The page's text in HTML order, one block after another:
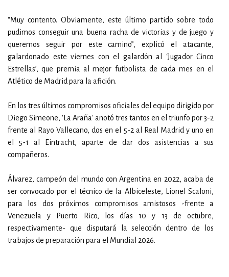
“Muy contento. Obviamente, este último partido sobre todo
pudimos conseguir una buena racha de victorias y de juego y
queremos seguir por este camino”, explicó el atacante,
galardonado este viernes con el galardón al ‘Jugador Cinco
Estrellas’, que premia al mejor futbolista de cada mes en el
Atlético de Madrid para la afición.
En los tres últimos compromisos oficiales del equipo dirigido por
Diego Simeone, 'La Araña' anotó tres tantos en el triunfo por 3-2
frente al Rayo Vallecano, dos en el 5-2 al Real Madrid y uno en
el 5-1 al Eintracht, aparte de dar dos asistencias a sus
compañeros.
Álvarez, campeón del mundo con Argentina en 2022, acaba de
ser convocado por el técnico de la Albiceleste, Lionel Scaloni,
para los dos próximos compromisos amistosos -frente a
Venezuela y Puerto Rico, los días 10 y 13 de octubre,
respectivamente- que disputará la selección dentro de los
trabajos de preparación para el Mundial 2026.